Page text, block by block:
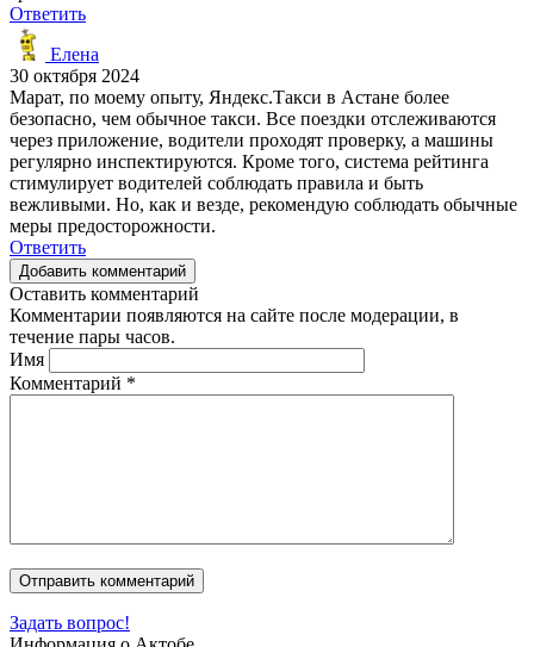
Ответить
Елена
30 октября 2024
Марат, по моему опыту, Яндекс.Такси в Астане более
безопасно, чем обычное такси. Все поездки отслеживаются
через приложение, водители проходят проверку, а машины
регулярно инспектируются. Кроме того, система рейтинга
стимулирует водителей соблюдать правила и быть
вежливыми. Но, как и везде, рекомендую соблюдать обычные
меры предосторожности.
Ответить
Добавить комментарий
Оставить комментарий
Комментарии появляются на сайте после модерации, в
течение пары часов.
Имя
Комментарий *
Задать вопрос!